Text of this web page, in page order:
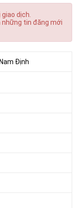
dịch.
tin đăng mới
Định